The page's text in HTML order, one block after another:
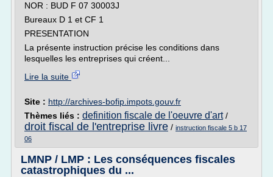
NOR : BUD F 07 30003J
Bureaux D 1 et CF 1
PRESENTATION
La présente instruction précise les conditions dans
lesquelles les entreprises qui créent...
Lire la suite
Site : http://archives-bofip.impots.gouv.fr
Thèmes liés : definition fiscale de l'oeuvre d'art/
droit fiscal de l'entreprise livre / instruction fiscale 5 b 17
06
LMNP / LMP : Les conséquences fiscales
catastrophiques du ...